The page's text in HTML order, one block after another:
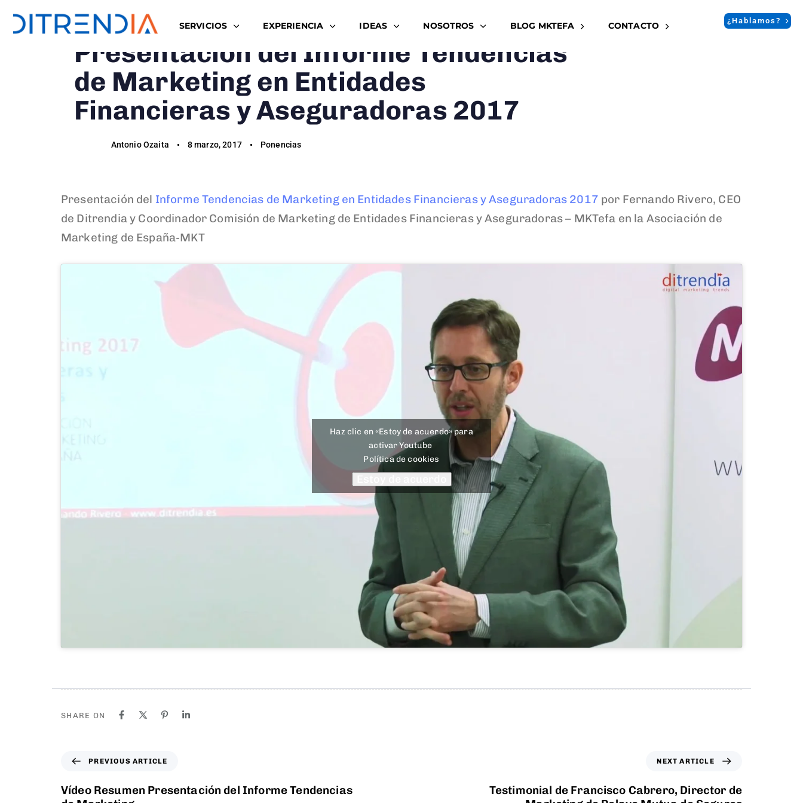
SERVICIOS EXPERIENCIA IDEAS NOSOTROS BLOG MKTEFA CONTACTO ¿Hablamos?
Presentación del Informe Tendencias
de Marketing en Entidades
Financieras y Aseguradoras 2017
Author
Antonio Ozaita
Published
on:
8 marzo, 2017
Published
in:
Ponencias
Presentación del Informe Tendencias de Marketing en Entidades Financieras y Aseguradoras 2017 por Fernando Rivero, CEO
de Ditrendia y Coordinador Comisión de Marketing de Entidades Financieras y Aseguradoras – MKTefa en la Asociación de
Marketing de España-MKT
Haz clic en «Estoy de acuerdo» para
activar Youtube
Política de cookies
SHARE ON
PREVIOUS ARTICLE
Vídeo Resumen Presentación del Informe Tendencias
NEXT ARTICLE
Testimonial de Francisco Cabrero, Director de